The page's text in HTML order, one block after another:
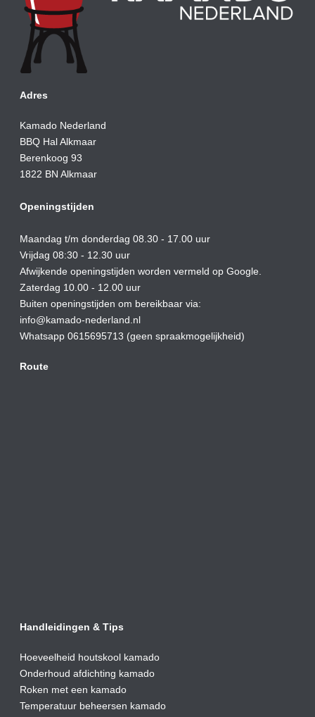
Adres
Kamado Nederland
BBQ Hal Alkmaar
Berenkoog 93
1822 BN Alkmaar
Openingstijden
Maandag t/m donderdag 08.30 - 17.00 uur
Vrijdag 08:30 - 12.30 uur
Afwijkende openingstijden worden vermeld op Google.
Zaterdag 10.00 - 12.00 uur
Buiten openingstijden om bereikbaar via:
info@kamado-nederland.nl
Whatsapp 0615695713 (geen spraakmogelijkheid)
Route
Handleidingen & Tips
Hoeveelheid houtskool kamado
Onderhoud afdichting kamado
Roken met een kamado
Temperatuur beheersen kamado